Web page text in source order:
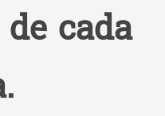
cada